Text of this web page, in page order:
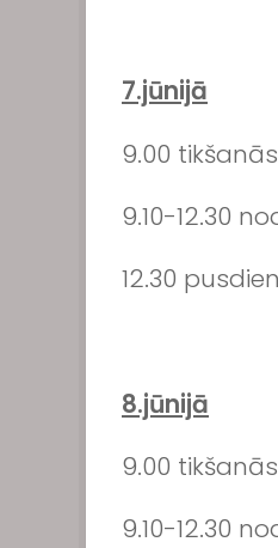
7.jūnijā
9.00 tikšanās
9.10-12.30
12.30
8.jūnijā
9.00 tikšanās
9.10-12.30